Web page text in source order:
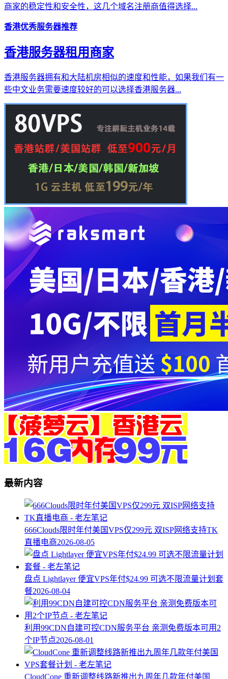
商家的稳定性和安全性，这几个域名注册商值得选择...
香港优秀服务器推荐
香港服务器租用商家
香港服务器拥有和大陆机房相似的速度和性能，如果我们有一
些中文业务需要速度较好的可以选择香港服务器...
最新内容
666Clouds限时年付美国VPS仅299元 双ISP网络支持TK
直播电商2026-08-05
盘点 Lightlayer 便宜VPS年付$24.99 可选不限流量计划套
餐2026-08-04
利用99CDN自建可控CDN服务平台 亲测免费版本可用2
个IP节点2026-08-01
CloudCone 重新调整线路新推出九周年几款年付美国